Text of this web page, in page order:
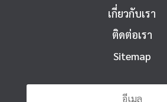
เกี่ยวกับเรา
ติดต่อเรา
Sitemap